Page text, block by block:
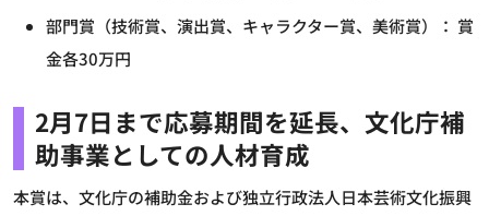
部門賞（技術賞、演出賞、キャラクター賞、美術賞）： 賞
金各30万円
2月7日まで応募期間を延長、文化庁補
助事業としての人材育成
本賞は、文化庁の補助金および独立行政法人日本芸術文化振興